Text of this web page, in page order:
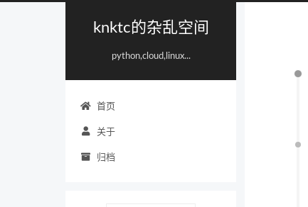
knktc的杂乱空间
python,cloud,linux...
首页
关于
归档